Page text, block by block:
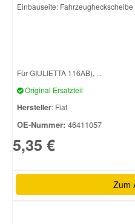
Einbauseite: Fahrzeugheckscheibe
Für GIULIETTA 116AB), ...
Original Ersatzteil
Hersteller: Fiat
OE-Nummer: 46411057
5,35 €
Zum